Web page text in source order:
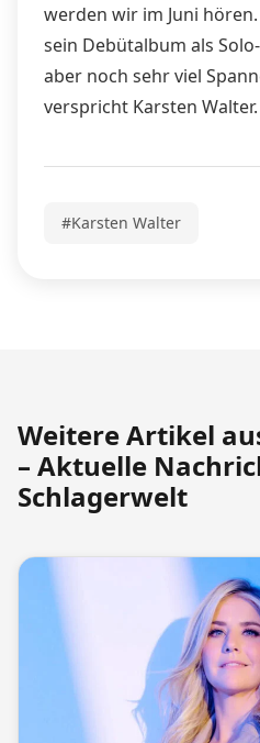
werden wir im Juni
sein Debütalbum als
aber noch sehr viel
verspricht Karsten Walter.
#Karsten Walter
Weitere Artikel
– Aktuelle
Schlagerwelt